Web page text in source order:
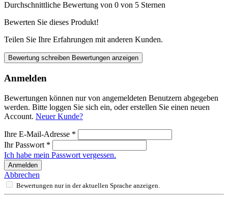
Durchschnittliche Bewertung von 0 von 5 Sternen
Bewerten Sie dieses Produkt!
Teilen Sie Ihre Erfahrungen mit anderen Kunden.
Bewertung schreiben Bewertungen anzeigen
Anmelden
Bewertungen können nur von angemeldeten Benutzern abgegeben
werden. Bitte loggen Sie sich ein, oder erstellen Sie einen neuen
Account. Neuer Kunde?
Ihre E-Mail-Adresse *
Ihr Passwort *
Ich habe mein Passwort vergessen.
Anmelden
Abbrechen
Bewertungen nur in der aktuellen Sprache anzeigen.